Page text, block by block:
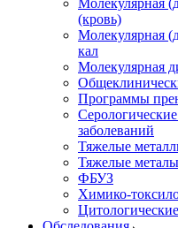
Молекулярная
(кровь)
Молекулярная
кал
Молекулярная
Программы
заболеваний
Тяжелые
Тяжелые
ФБУЗ
Химико-